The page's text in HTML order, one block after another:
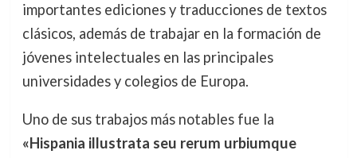
importantes ediciones y traducciones de textos
clásicos, además de trabajar en la formación de
jóvenes intelectuales en las principales
universidades y colegios de Europa.
Uno de sus trabajos más notables fue la
«Hispania illustrata seu rerum urbiumque